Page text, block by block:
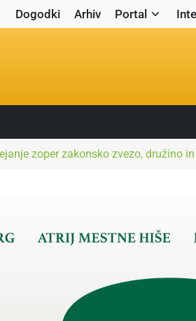
Dogodki Arhiv Portal
zoper zakonsko zvezo, družino